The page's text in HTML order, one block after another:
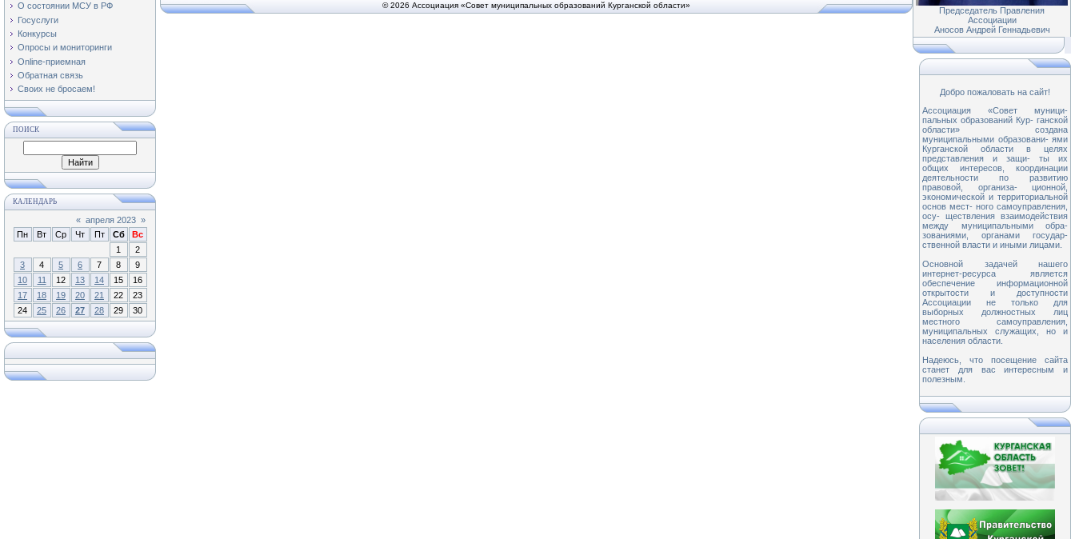
О состоянии МСУ в РФ
Госуслуги
Конкурсы
Опросы и мониторинги
Online-приемная
Обратная связь
Своих не бросаем!
ПОИСК
КАЛЕНДАРЬ
« апреля 2023 »
Пн
Вт Ср Чт Пт Сб
Вс
1
2
3
4 5 6 7 8
9
10
11 12 13 14 15
16
17
18 19 20 21 22
23
24
25 26 27 28 29 30
© 2026 Ассоциация «Совет муниципальных образований Курганской области»
Председатель Правления
Ассоциации
Аносов Андрей Геннадьевич
Добро пожаловать на сайт!
Ассоциация «Совет муници-
пальных образований Кур- ганской
области» создана
муниципальными образовани- ями
Курганской области в целях
представления и защи- ты их
общих интересов, координации
деятельности по развитию
правовой, организа- ционной,
экономической и территориальной
основ мест- ного самоуправления,
осу- ществления взаимодействия
между муниципальными обра-
зованиями, органами государ-
ственной власти и иными лицами.
Основной задачей нашего
интернет-ресурса является
обеспечение информационной
открытости и доступности
Ассоциации не только для
выборных должностных лиц
местного самоуправления,
муниципальных служащих, но и
населения области.
Надеюсь, что посещение сайта
станет для вас интересным и
полезным.